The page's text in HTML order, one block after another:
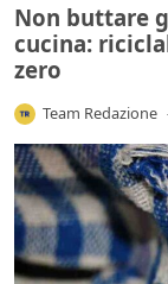
Non buttare
cucina:
zero
Team Redazione